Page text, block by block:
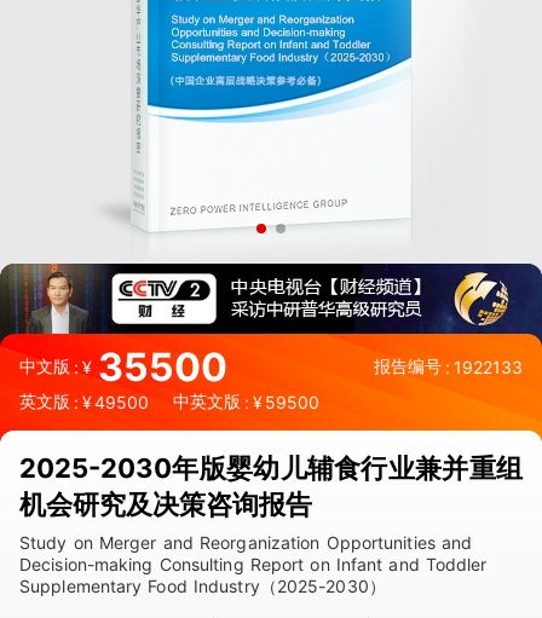
中文版:¥ 35500 报告编号 : 1922133
英文版 : ¥49500 中英文版 : ¥59500
2025-2030年版婴幼儿辅食行业兼并重组
机会研究及决策咨询报告
Study on Merger and Reorganization Opportunities and
Decision-making Consulting Report on Infant and Toddler
Supplementary Food Industry（2025-2030）
《2025-2030年版婴幼儿辅食行业兼并重组机会研究及决策咨询
报告》由中研普华婴幼儿辅食行业分析专家领衔撰写，主要分析了
婴幼儿辅食行业的市场规模、发展现状与投资前景，同时对婴幼儿
辅食行业的未来发展做出科学的趋势预测和专业的婴幼儿辅食行业
数据分析，帮助客户评估婴幼儿辅食行业投资价值。
27年研究经验，深度洞察行业驱动力
多元化、高学历的实战型精英团队